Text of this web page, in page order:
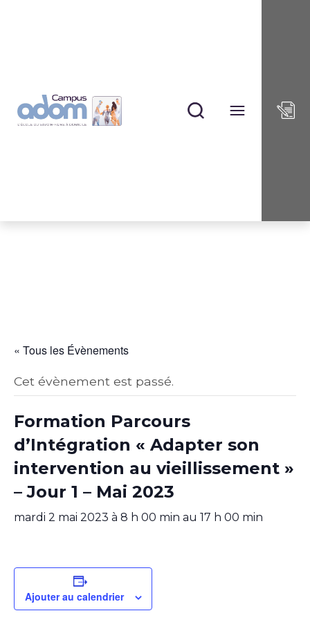
« Tous les Évènements
Cet évènement est passé.
Formation Parcours
d’Intégration « Adapter son
intervention au vieillissement »
– Jour 1 – Mai 2023
mardi 2 mai 2023 à 8 h 00 min au 17 h 00 min
Ajouter au calendrier